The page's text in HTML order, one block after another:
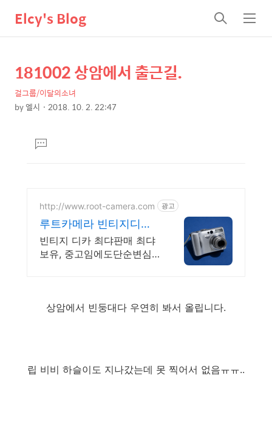
Elcy's Blog
검
색
메
뉴
상
세
컨
본
문
제
목
181002 상암에서 출근길.
걸그룹/이달의소녀
by엘시 2018. 10. 2. 22:47
댓
글
http://www.root-camera.com 광고
루트카메라 빈티지디지
털카메라 빈티지 디카 디
지털카메라
빈티지 디카 최댜판매 최댜
보유, 중고임에도단순변심
상암에서 빈둥대다 우연히 봐서 올립니다.
립 비비 하슬이도 지나갔는데 못 찍어서 없음ㅠㅠ..